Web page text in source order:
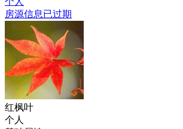
房源信息已过期
红枫叶
个人